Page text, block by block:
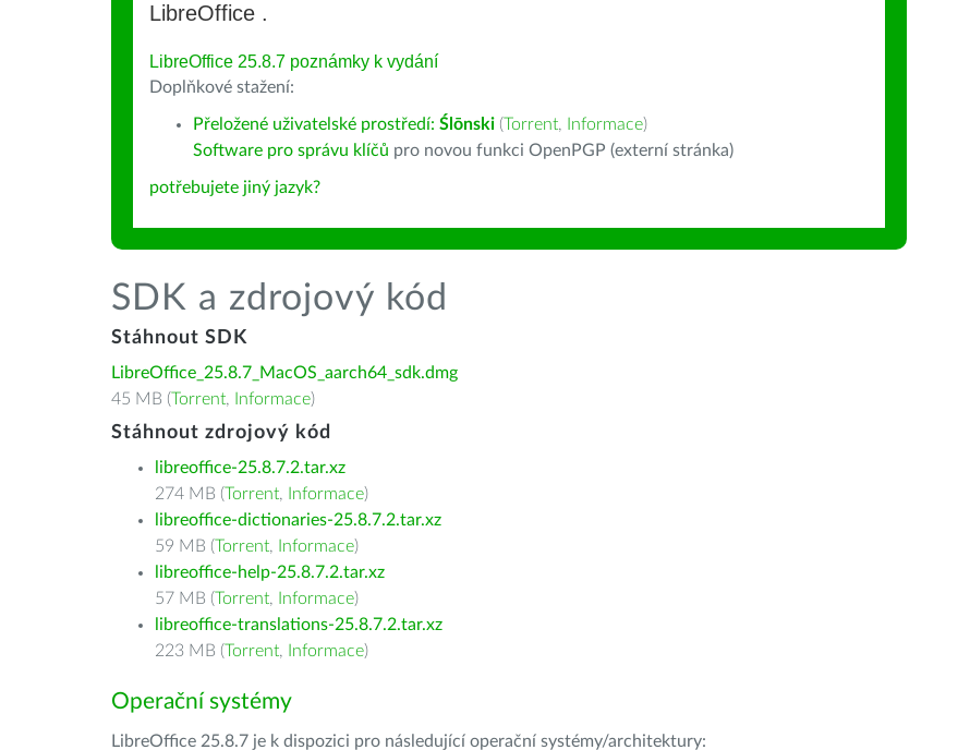
LibreOffice .
LibreOffice 25.8.7 poznámky k vydání
Doplňkové stažení:
Přeložené uživatelské prostředí: Ślōnski (Torrent, Informace)
Software pro správu klíčů pro novou funkci OpenPGP (externí stránka)
potřebujete jiný jazyk?
SDK a zdrojový kód
Stáhnout SDK
LibreOffice_25.8.7_MacOS_aarch64_sdk.dmg
45 MB (Torrent, Informace)
Stáhnout zdrojový kód
libreoffice-25.8.7.2.tar.xz
274 MB (Torrent, Informace)
libreoffice-dictionaries-25.8.7.2.tar.xz
59 MB (Torrent, Informace)
libreoffice-help-25.8.7.2.tar.xz
57 MB (Torrent, Informace)
libreoffice-translations-25.8.7.2.tar.xz
223 MB (Torrent, Informace)
Operační systémy
LibreOffice 25.8.7 je k dispozici pro následující operační systémy/architektury: